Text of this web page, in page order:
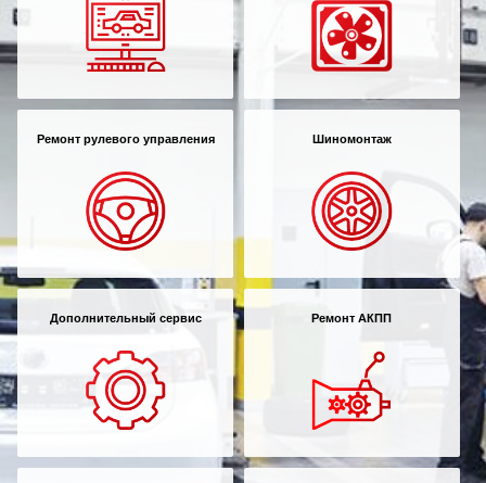
Ремонт рулевого управления Шиномонтаж
Дополнительный сервис Ремонт АКПП